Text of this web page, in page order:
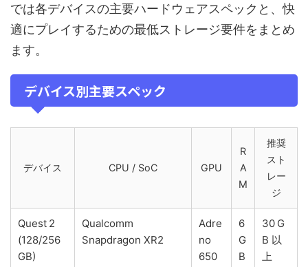
では各デバイスの主要ハードウェアスペックと、快
適にプレイするための最低ストレージ要件をまとめ
ます。
デバイス別主要スペック
デバイス CPU / SoC GPU
R
A
M
推奨
スト
レー
ジ
Quest 2
(128/256
GB)
Qualcomm
Snapdragon XR2
Adre
no
650
6
G
B
30 G
B 以
上